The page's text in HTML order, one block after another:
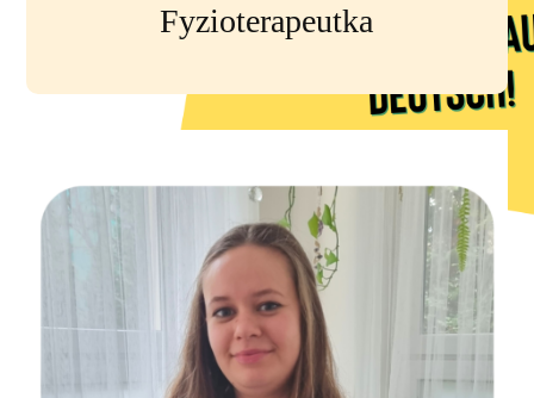
Fyzioterapeutka